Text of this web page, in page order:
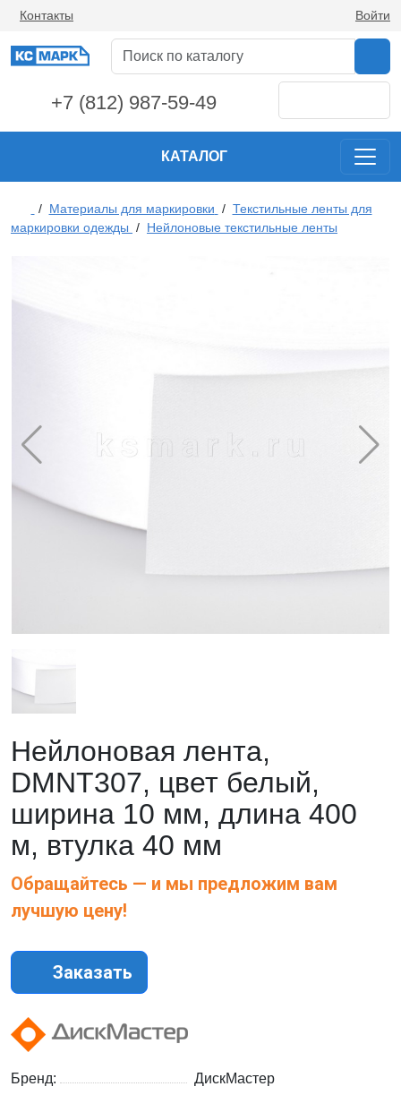
Контакты Войти
+7 (812) 987-59-49
КАТАЛОГ
/ Материалы для маркировки / Текстильные ленты для
маркировки одежды / Нейлоновые текстильные ленты
Нейлоновая лента,
DMNT307, цвет белый,
ширина 10 мм, длина 400
м, втулка 40 мм
Обращайтесь — и мы предложим вам
лучшую цену!
Заказать
Бренд:
ДискМастер